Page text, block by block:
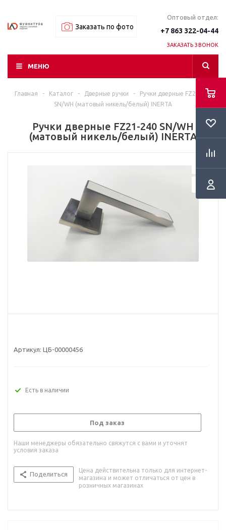
Заказать по фото
Оптовый отдел:
+7 863 322-04-44
ЗАКАЗАТЬ ЗВОНОК
МЕНЮ
Главная - Каталог - Дверные ручки -
Ручки дверные FZ21-240
SN/WH (матовый никель/белый) INERTA
Ручки дверные FZ21-240 SN/WH
(матовый никель/белый) INERTA
Артикул: ЦБ-00000456
Есть в наличии
Под заказ
Наши менеджеры обязательно свяжутся с вами и уточнят
условия заказа
Поделиться
Цена действительна только для интернет-
магазина и может отличаться от цен в
розничных магазинах